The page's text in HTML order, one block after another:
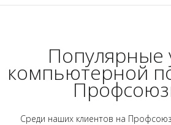
Популярные
компьютерной
Среди наших клиентов на